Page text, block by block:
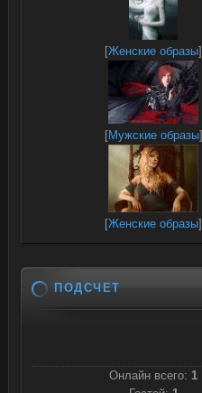
[Женские образы]
[Мужские образы]
[Женские образы]
ПОДСЧЕТ
Онлайн всего: 1